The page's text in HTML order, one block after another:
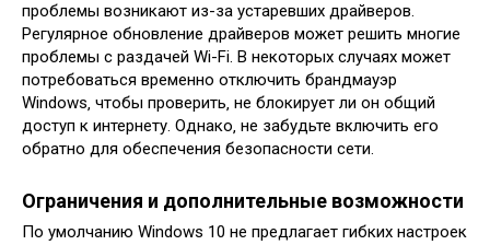
проблемы возникают из-за устаревших драйверов.
Регулярное обновление драйверов может решить многие
проблемы с раздачей Wi-Fi. В некоторых случаях может
потребоваться временно отключить брандмауэр
Windows‚ чтобы проверить‚ не блокирует ли он общий
доступ к интернету. Однако‚ не забудьте включить его
обратно для обеспечения безопасности сети.
Ограничения и дополнительные возможности
По умолчанию Windows 10 не предлагает гибких настроек